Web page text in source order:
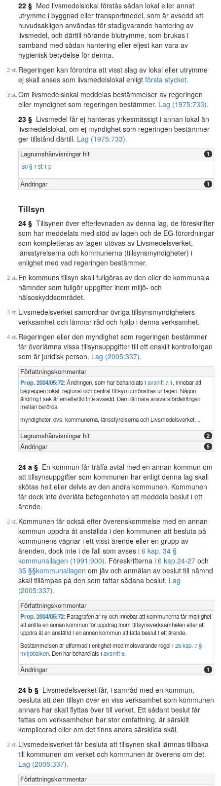
22 § Med livsmedelslokal förstås sådan lokal eller annat
utrymme i byggnad eller transportmedel, som är avsedd att
huvudsakligen användas för stadigvarande hantering av
livsmedel, och därtill hörande biutrymme, som brukas i
samband med sådan hantering eller eljest kan vara av
hygienisk betydelse för denna.
Regeringen kan förordna att visst slag av lokal eller utrymme
ej skall anses som livsmedelslokal enligt första stycket.
Om livsmedelslokal meddelas bestämmelser av regeringen
eller myndighet som regeringen bestämmer. Lag (1975:733).
23 § Livsmedel får ej hanteras yrkesmässigt i annan lokal än
livsmedelslokal, om ej myndighet som regeringen bestämmer
ger tillstånd därtill. Lag (1975:733).
Lagrumshänvisningar hit 1
30 § 1 st 1 p
Ändringar 1
Tillsyn
24 § Tillsynen över efterlevnaden av denna lag, de föreskrifter
som har meddelats med stöd av lagen och de EG-förordningar
som kompletteras av lagen utövas av Livsmedelsverket,
länsstyrelserna och kommunerna (tillsynsmyndigheter) i
enlighet med vad regeringen bestämmer.
En kommuns tillsyn skall fullgöras av den eller de kommunala
nämnder som fullgör uppgifter inom miljö- och
hälsoskyddsområdet.
Livsmedelsverket samordnar övriga tillsynsmyndigheters
verksamhet och lämnar råd och hjälp i denna verksamhet.
Regeringen eller den myndighet som regeringen bestämmer
får överlämna vissa tillsynsuppgifter till ett enskilt kontrollorgan
som är juridisk person. Lag (2005:337).
Författningskommentar
Prop. 2004/05:72: Ändringen, som har behandlats i avsnitt 7.1, innebär att
begreppen lokal, regional och central tillsyn utmönstras ur lagen. Någon
ändring i sak är emellertid inte avsedd. Den närmare ansvarsfördelningen
mellan berörda
myndigheter, dvs. kommunerna, länsstyrelserna och Livsmedelsverket, ...
Lagrumshänvisningar hit 2
Ändringar 5
24 a § En kommun får träffa avtal med en annan kommun om
att tillsynsuppgifter som kommunen har enligt denna lag skall
skötas helt eller delvis av den andra kommunen. Kommunen
får dock inte överlåta befogenheten att meddela beslut i ett
ärende.
Kommunen får också efter överenskommelse med en annan
kommun uppdra åt anställda i den kommunen att besluta på
kommunens vägnar i ett visst ärende eller en grupp av
ärenden, dock inte i de fall som avses i 6 kap. 34 §
kommunallagen (1991:900). Föreskrifterna i 6 kap.24-27 och
35 §§kommunallagen om jäv och anmälan av beslut till nämnd
skall tillämpas på den som fattar sådana beslut. Lag
(2005:337).
Författningskommentar
Prop. 2004/05:72: Paragrafen är ny och innebär att kommunerna får möjlighet
att anlita en annan kommun för uppdrag inom tillsynsverksamheten eller att
uppdra åt en anställd i en annan kommun att fatta beslut i ett ärende.
Bestämmelsen är utformad i enlighet med motsvarande regel i 26 kap. 7 §
miljöbalken. Den har behandlats i avsnitt 6.
Ändringar 1
24 b § Livsmedelsverket får, i samråd med en kommun,
besluta att den tillsyn över en viss verksamhet som kommunen
annars har skall flyttas över till verket. Ett sådant beslut får
fattas om verksamheten har stor omfattning, är särskilt
komplicerad eller om det finns andra särskilda skäl.
Livsmedelsverket får besluta att tillsynen skall lämnas tillbaka
till kommunen om verket och kommunen är överens om det.
Lag (2005:337).
Författningskommentar